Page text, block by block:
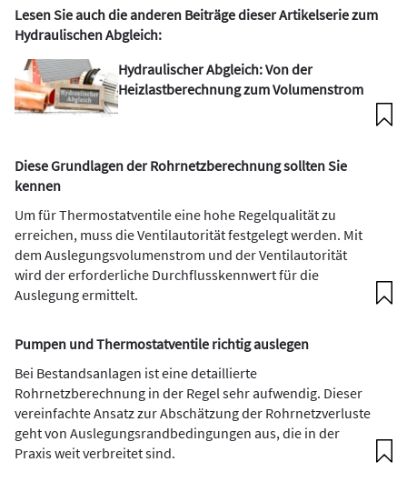
Lesen Sie auch die anderen Beiträge dieser Artikelserie zum
Hydraulischen Abgleich:
Hydraulischer Abgleich: Von der
Heizlastberechnung zum Volumenstrom
Diese Grundlagen der Rohrnetzberechnung sollten Sie
kennen
Um für Thermostatventile eine hohe Regelqualität zu
erreichen, muss die Ventilautorität festgelegt werden. Mit
dem Auslegungsvolumenstrom und der Ventilautorität
wird der erforderliche Durchflusskennwert für die
Auslegung ermittelt.
Pumpen und Thermostatventile richtig auslegen
Bei Bestandsanlagen ist eine detaillierte
Rohrnetzberechnung in der Regel sehr aufwendig. Dieser
vereinfachte Ansatz zur Abschätzung der Rohrnetzverluste
geht von Auslegungsrandbedingungen aus, die in der
Praxis weit verbreitet sind.